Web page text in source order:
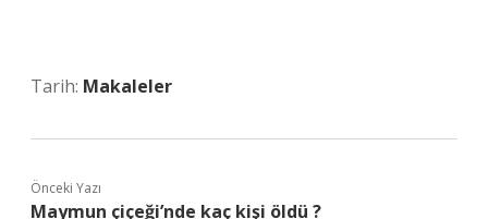
Tarih: Makaleler
Önceki Yazı
Maymun çiçeği’nde kaç kişi öldü ?